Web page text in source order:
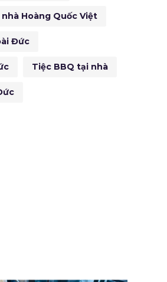
Hoàng Quốc Việt
Đức
Tiệc BBQ tại nhà